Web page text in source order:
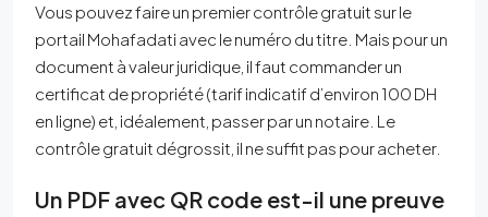
Vous pouvez faire un premier contrôle gratuit sur le
portail Mohafadati avec le numéro du titre. Mais pour un
document à valeur juridique, il faut commander un
certificat de propriété (tarif indicatif d’environ 100 DH
en ligne) et, idéalement, passer par un notaire. Le
contrôle gratuit dégrossit, il ne suffit pas pour acheter.
Un PDF avec QR code est-il une preuve